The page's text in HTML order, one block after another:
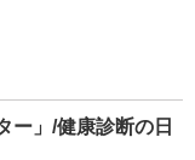
ー」/健康診断の日